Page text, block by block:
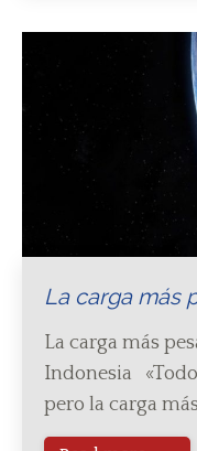
La carga más
La carga más
Indonesia
pero la carga